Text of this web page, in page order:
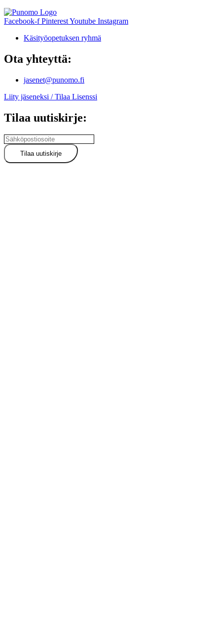
Facebook-f PinterestYoutube Instagram
Käsityöopetuksen ryhmä
Ota yhteyttä:
jasenet@punomo.fi
Liity jäseneksi / Tilaa Lisenssi
Tilaa uutiskirje: